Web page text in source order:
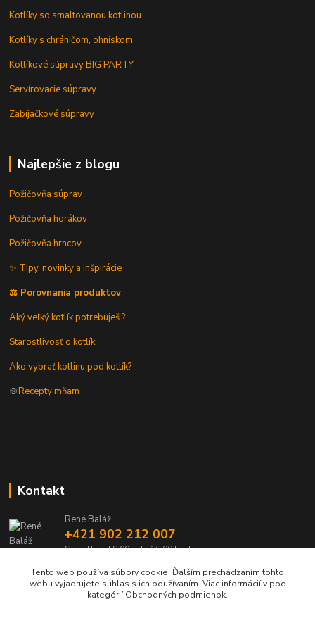
Kotlíky so smaltovanou kotlinou
Kotlíky s chráničom, ohniskom
Kotlíkové súpravy BIG PARTY
Servírovacie súpravy
Zabíjačkové súpravy
Najlepšie z blogu
Požičovňa súprav
Požičovňa horákov
Požičovňa hrncov
✨ Tipy, novinky a inšpirácie
⚖️ Porovnania produktov
Aký veľký kotlík potrebuješ ?
Starostlivosť o kotlík
Ako vybrať kotlinu pod kotlík?
🍲Recepty mňam
Kontakt
René Baláž
+421 902 212 007
Sme TU od 8:00 - do 16:00 hod
info@kotlik.sk
Tento web používa súbory cookie. Ďalším prechádzaním tohto
webu vyjadrujete súhlas s ich používaním. Viac informácií v pod
kategórií Obchodných podmienok.